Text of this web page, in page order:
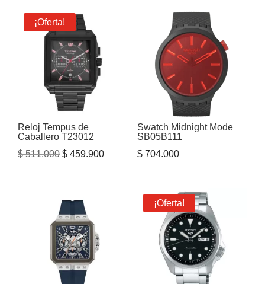
¡Oferta!
Reloj Tempus de
Caballero T23012
$511.000 El
era:
$ 511.000.
$ 459.900El
$ 459.900.
Swatch Midnight Mode
SB05B111
$704.000
¡Oferta!